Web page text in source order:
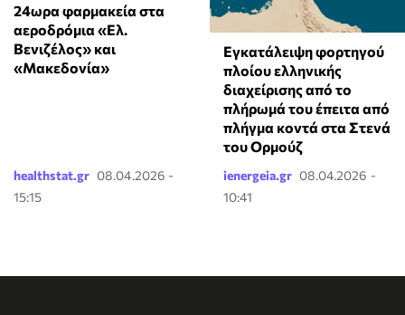
24ωρα φαρμακεία στα
αεροδρόμια «Ελ.
Βενιζέλος» και
«Μακεδονία»
healthstat.gr 08.04.2026 -
15:15
Εγκατάλειψη φορτηγού
πλοίου ελληνικής
διαχείρισης από το
πλήρωμά του έπειτα από
πλήγμα κοντά στα Στενά
του Ορμούζ
ienergeia.gr 08.04.2026 -
10:41